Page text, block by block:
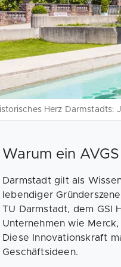
Herz Darmstadts:
Warum ein
Darmstadt gilt als
lebendiger
TU Darmstadt, dem GSI
Unternehmen wie
Diese Innovationskraft
Geschäftsideen.